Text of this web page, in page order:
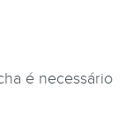
é necessário